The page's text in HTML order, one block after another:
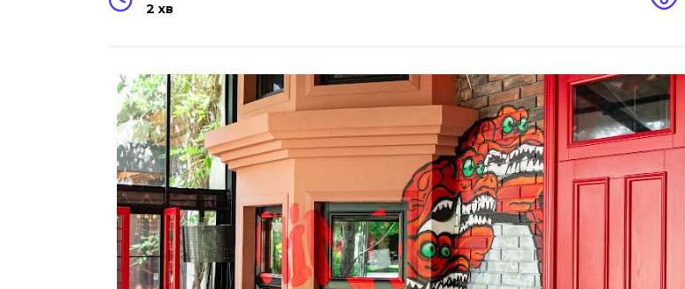
2 хв